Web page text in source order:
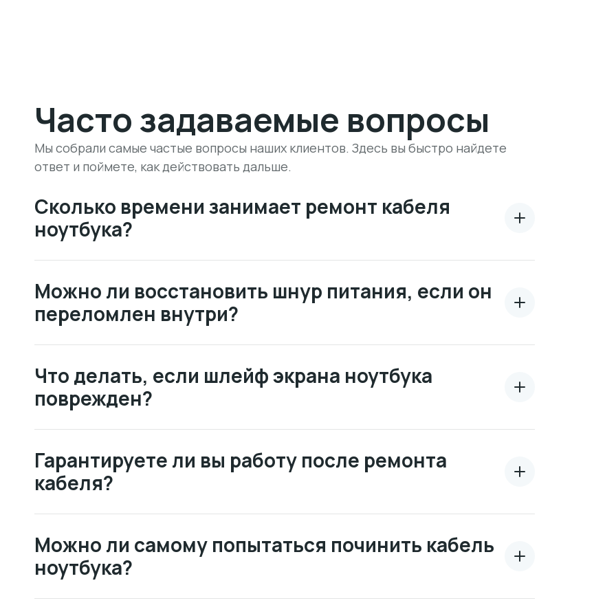
Часто задаваемые вопросы
Мы собрали самые частые вопросы наших клиентов. Здесь вы быстро найдете
ответ и поймете, как действовать дальше.
Сколько времени занимает ремонт кабеля
ноутбука?
Можно ли восстановить шнур питания, если он
переломлен внутри?
Что делать, если шлейф экрана ноутбука
поврежден?
Гарантируете ли вы работу после ремонта
кабеля?
Можно ли самому попытаться починить кабель
ноутбука?